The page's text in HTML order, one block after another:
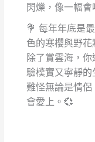
閃爍，像一幅會
💐 每年年底是
色的寒櫻與野花
除了賞雲海，
驗樸實又寧靜的
難怪無論是情
會愛上。💞